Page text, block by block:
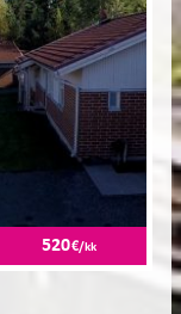
520€/kk